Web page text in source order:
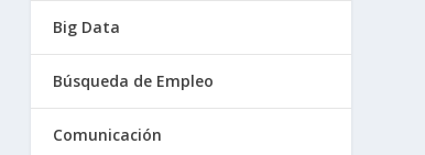
Big Data
Búsqueda de Empleo
Comunicación